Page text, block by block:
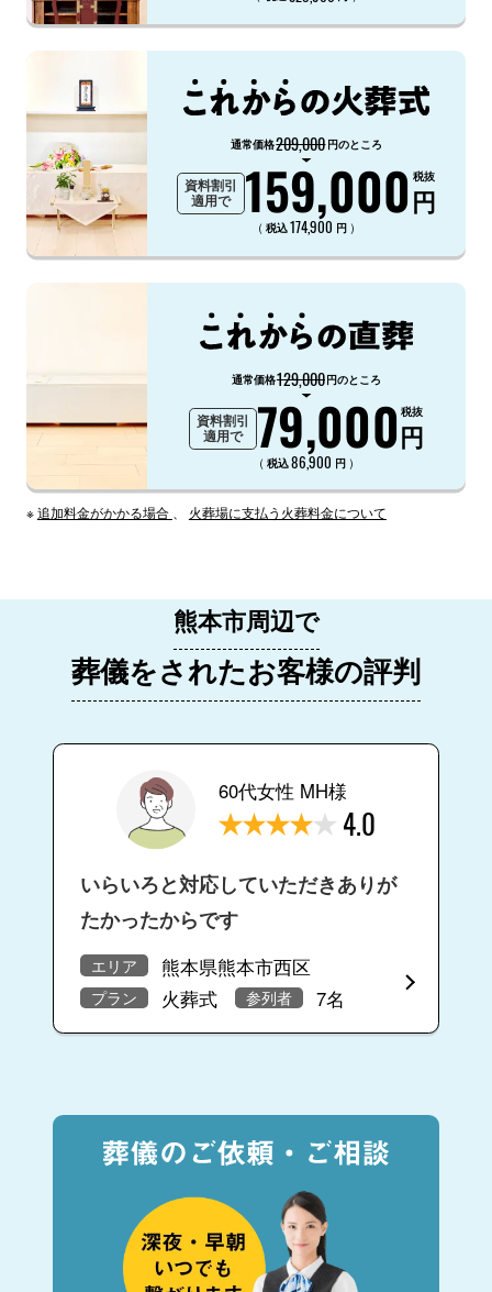
通常価格209,000円のところ
資料割引
適用で
159,000円
税抜
（ 税込174,900 円 ）
通常価格129,000円のところ
資料割引
適用で
79,000円
税抜
（ 税込86,900 円 ）
※追加料金がかかる場合 火葬場に支払う火葬料金について
熊本市周辺で
葬儀をされたお客様の評判
60代女性 MH様
4.0
いらいろと対応していただきありが
たかったからです
エリア 熊本県熊本市西区
プラン 火葬式 参列者 7名